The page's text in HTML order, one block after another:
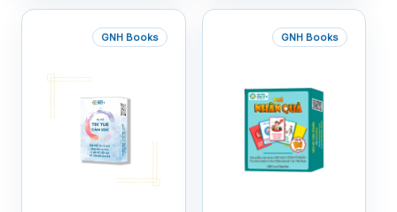
GNH Books GNH Books